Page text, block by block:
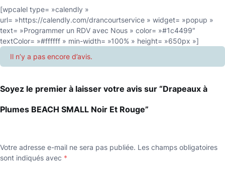
[wpcalel type= »calendly »
url= »https://calendly.com/drancourtservice » widget= »popup »
text= »Programmer un RDV avec Nous » color= »#1c4499″
textColor= »#ffffff » min-width= »100% » height= »650px »]
Il n’y a pas encore d’avis.
Soyez le premier à laisser votre avis sur “Drapeaux à
Plumes BEACH SMALL Noir Et Rouge”
Votre adresse e-mail ne sera pas publiée. Les champs obligatoires
sont indiqués avec *